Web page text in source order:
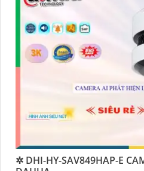
✲ DHI-HY-SAV849HAP-E